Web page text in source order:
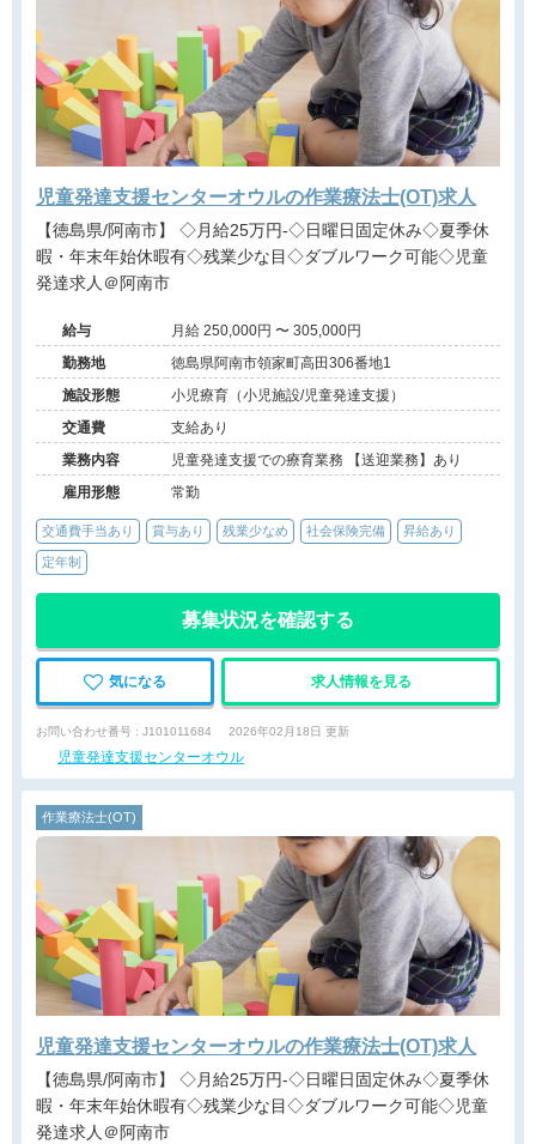
児童発達支援センターオウルの作業療法士(OT)求人
【徳島県/阿南市】 ◇月給25万円-◇日曜日固定休み◇夏季休
暇・年末年始休暇有◇残業少な目◇ダブルワーク可能◇児童
発達求人＠阿南市
給与
月給 250,000円 〜 305,000円
勤務地
徳島県阿南市領家町高田306番地1
施設形態
小児療育（小児施設/児童発達支援）
交通費
支給あり
業務内容
児童発達支援での療育業務 【送迎業務】あり
雇用形態
常勤
交通費手当あり 賞与あり 残業少なめ 社会保険完備 昇給あり
定年制
募集状況を確認する
気になる 求人情報を見る
お問い合わせ番号 : J101011684 2026年02月18日 更新
児童発達支援センターオウル
作業療法士(OT)
児童発達支援センターオウルの作業療法士(OT)求人
【徳島県/阿南市】 ◇月給25万円-◇日曜日固定休み◇夏季休
暇・年末年始休暇有◇残業少な目◇ダブルワーク可能◇児童
発達求人＠阿南市